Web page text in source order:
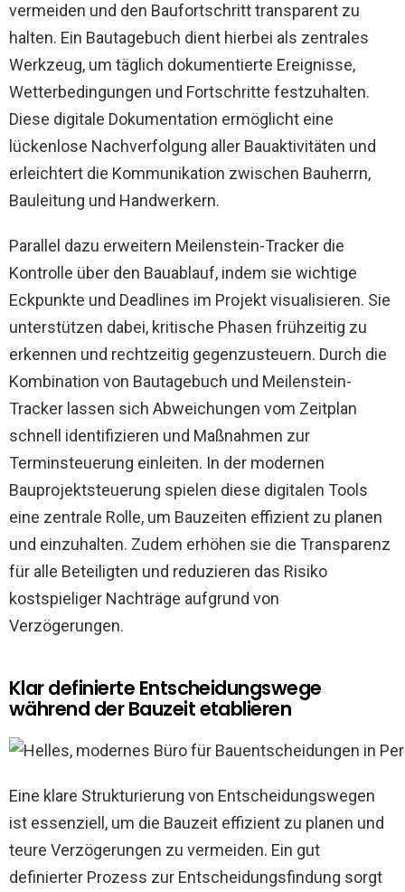
vermeiden und den Baufortschritt transparent zu
halten. Ein Bautagebuch dient hierbei als zentrales
Werkzeug, um täglich dokumentierte Ereignisse,
Wetterbedingungen und Fortschritte festzuhalten.
Diese digitale Dokumentation ermöglicht eine
lückenlose Nachverfolgung aller Bauaktivitäten und
erleichtert die Kommunikation zwischen Bauherrn,
Bauleitung und Handwerkern.
Parallel dazu erweitern Meilenstein-Tracker die
Kontrolle über den Bauablauf, indem sie wichtige
Eckpunkte und Deadlines im Projekt visualisieren. Sie
unterstützen dabei, kritische Phasen frühzeitig zu
erkennen und rechtzeitig gegenzusteuern. Durch die
Kombination von Bautagebuch und Meilenstein-
Tracker lassen sich Abweichungen vom Zeitplan
schnell identifizieren und Maßnahmen zur
Terminsteuerung einleiten. In der modernen
Bauprojektsteuerung spielen diese digitalen Tools
eine zentrale Rolle, um Bauzeiten effizient zu planen
und einzuhalten. Zudem erhöhen sie die Transparenz
für alle Beteiligten und reduzieren das Risiko
kostspieliger Nachträge aufgrund von
Verzögerungen.
Klar definierte Entscheidungswege
während der Bauzeit etablieren
Eine klare Strukturierung von Entscheidungswegen
ist essenziell, um die Bauzeit effizient zu planen und
teure Verzögerungen zu vermeiden. Ein gut
definierter Prozess zur Entscheidungsfindung sorgt